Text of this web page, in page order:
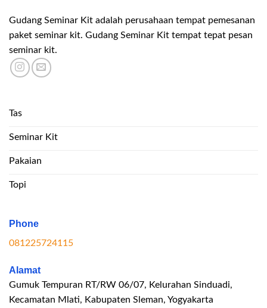
Gudang Seminar Kit adalah perusahaan tempat pemesanan
paket seminar kit. Gudang Seminar Kit tempat tepat pesan
seminar kit.
Tas
Seminar Kit
Pakaian
Topi
Phone
081225724115
Alamat
Gumuk Tempuran RT/RW 06/07, Kelurahan Sinduadi,
Kecamatan Mlati, Kabupaten Sleman, Yogyakarta